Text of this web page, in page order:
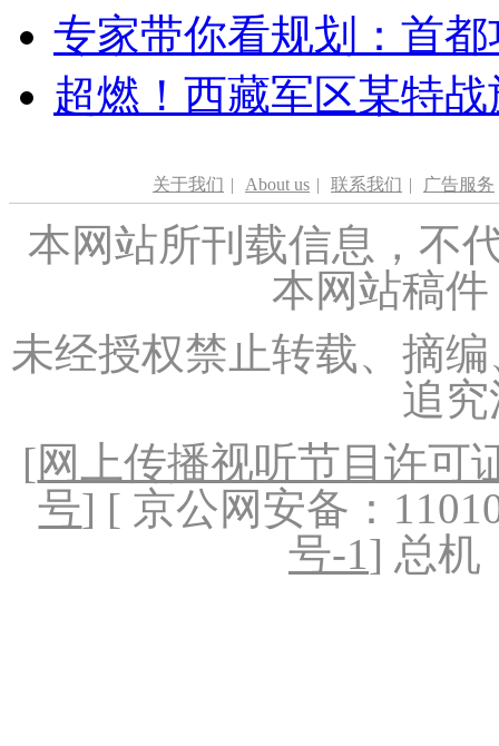
专家带你看规划：首
超燃！西藏军区某特
关于我们 | About us | 联系我们 | 广告服务
本网站所刊载信息，不
本网站稿
未经授权禁止转载、摘
追
[网上传播视听节目许可
号] [ 京公网安备：
号-1] 总机